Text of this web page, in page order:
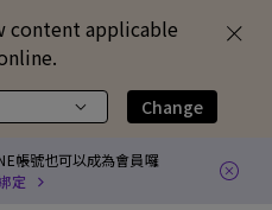
content applicable
Change
帳號也可以成為會員囉
定